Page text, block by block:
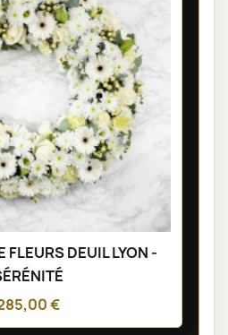
FLEURS DEUIL LYON -
€